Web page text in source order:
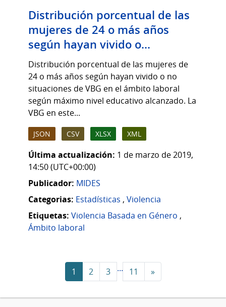
Distribución porcentual de las
mujeres de 24 o más años
según hayan vivido o...
Distribución porcentual de las mujeres de
24 o más años según hayan vivido o no
situaciones de VBG en el ámbito laboral
según máximo nivel educativo alcanzado. La
VBG en este...
JSON CSV XLSX XML
Última actualización: 1 de marzo de 2019,
14:50 (UTC+00:00)
Publicador: MIDES
Categorias: Estadísticas , Violencia
Etiquetas: Violencia Basada en Género ,
Ámbito laboral
1 2 3 ... 11 »